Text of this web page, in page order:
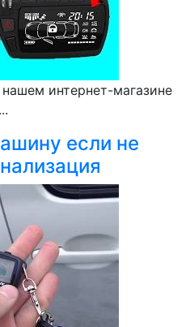
интернет-магазине
если не